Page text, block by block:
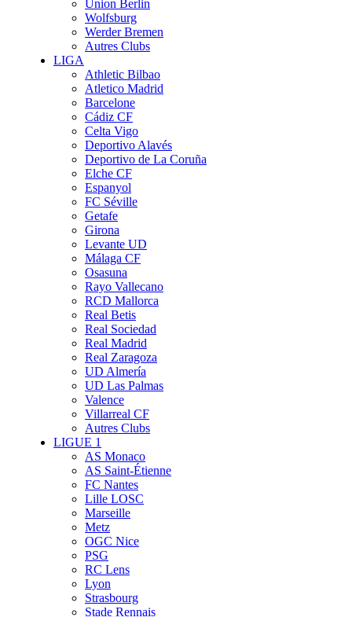
Union Berlin
Wolfsburg
Werder Bremen
Autres Clubs
LIGA
Athletic Bilbao
Atletico Madrid
Barcelone
Cádiz CF
Celta Vigo
Deportivo Alavés
Deportivo de La Coruña
Elche CF
Espanyol
FC Séville
Getafe
Girona
Levante UD
Málaga CF
Osasuna
Rayo Vallecano
RCD Mallorca
Real Betis
Real Sociedad
Real Madrid
Real Zaragoza
UD Almería
UD Las Palmas
Valence
Villarreal CF
Autres Clubs
LIGUE 1
AS Monaco
AS Saint-Étienne
FC Nantes
Lille LOSC
Marseille
Metz
OGC Nice
PSG
RC Lens
Lyon
Strasbourg
Stade Rennais